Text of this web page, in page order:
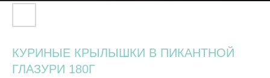
КУРИНЫЕ КРЫЛЫШКИ В ПИКАНТНОЙ
ГЛАЗУРИ 180Г